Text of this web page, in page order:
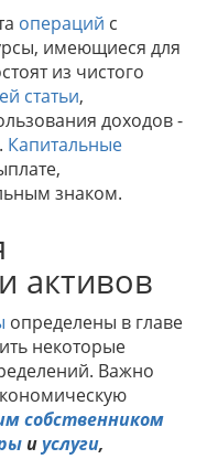
операций с
имеющиеся для
из чистого
статьи,
доходов -
. Капитальные
знаком.
активов
определены в главе
некоторые
Важно
собственником
иуслуги,